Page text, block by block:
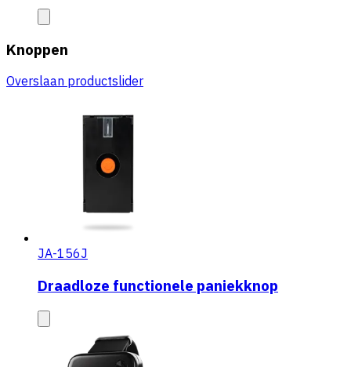
Knoppen
Overslaan productslider
JA-156J
Draadloze functionele paniekknop